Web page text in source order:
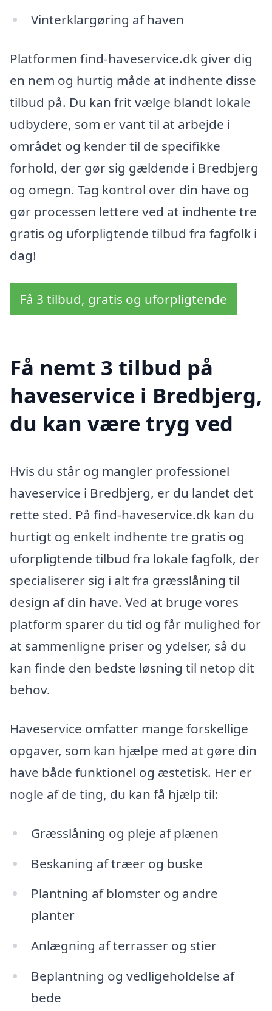
Vinterklargøring af haven
Platformen find-haveservice.dk giver dig
en nem og hurtig måde at indhente disse
tilbud på. Du kan frit vælge blandt lokale
udbydere, som er vant til at arbejde i
området og kender til de specifikke
forhold, der gør sig gældende i Bredbjerg
og omegn. Tag kontrol over din have og
gør processen lettere ved at indhente tre
gratis og uforpligtende tilbud fra fagfolk i
dag!
Få 3 tilbud, gratis og uforpligtende
Få nemt 3 tilbud på
haveservice i Bredbjerg,
du kan være tryg ved
Hvis du står og mangler professionel
haveservice i Bredbjerg, er du landet det
rette sted. På find-haveservice.dk kan du
hurtigt og enkelt indhente tre gratis og
uforpligtende tilbud fra lokale fagfolk, der
specialiserer sig i alt fra græsslåning til
design af din have. Ved at bruge vores
platform sparer du tid og får mulighed for
at sammenligne priser og ydelser, så du
kan finde den bedste løsning til netop dit
behov.
Haveservice omfatter mange forskellige
opgaver, som kan hjælpe med at gøre din
have både funktionel og æstetisk. Her er
nogle af de ting, du kan få hjælp til:
Græsslåning og pleje af plænen
Beskaning af træer og buske
Plantning af blomster og andre
planter
Anlægning af terrasser og stier
Beplantning og vedligeholdelse af
bede